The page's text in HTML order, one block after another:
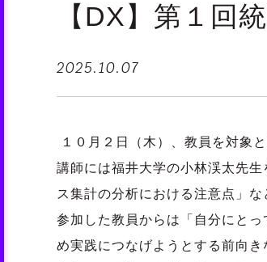
【DX】第１回
2025.10.07
１０月２日（木）、教員を対象
講師には福井大学の小林渓太先
ス集計の分析における注意点」
参加した教員からは「自分にと
め実践につなげようとする前向き